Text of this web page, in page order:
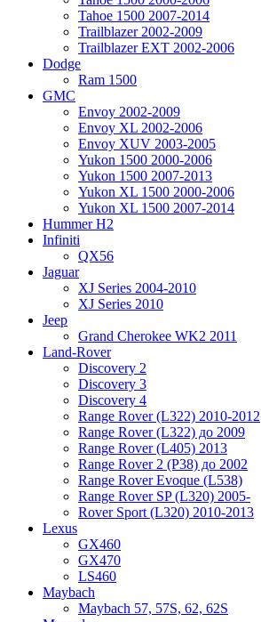
Tahoe 1500 2007-2014
Trailblazer 2002-2009
Trailblazer EXT 2002-2006
Dodge
Ram 1500
GMC
Envoy 2002-2009
Envoy XL 2002-2006
Envoy XUV 2003-2005
Yukon 1500 2000-2006
Yukon 1500 2007-2013
Yukon XL 1500 2000-2006
Yukon XL 1500 2007-2014
Hummer H2
Infiniti
QX56
Jaguar
XJ Series 2004-2010
XJ Series 2010
Jeep
Grand Cherokee WK2 2011
Land-Rover
Discovery 2
Discovery 3
Discovery 4
Range Rover (L322) 2010-2012
Range Rover (L322) до 2009
Range Rover (L405) 2013
Range Rover 2 (P38) до 2002
Range Rover Evoque (L538)
Range Rover SP (L320) 2005-
Rover Sport (L320) 2010-2013
Lexus
GX460
GX470
LS460
Maybach
Maybach 57, 57S, 62, 62S